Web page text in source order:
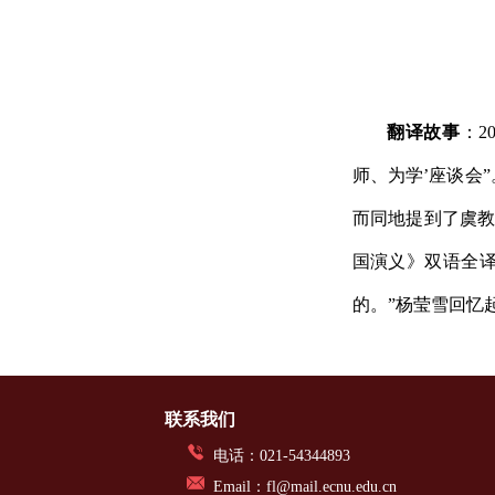
翻译故事 ：
师、为学’座谈会
而同地提到了虞
国演义》双语全
的。”杨莹雪回忆
联系我们
电话：021-54344893
Email：fl@mail.ecnu.edu.cn